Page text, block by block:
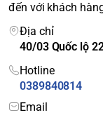
đến với khách
Địa chỉ
40/03 Quốc lộ
Hotline
0389840814
Email